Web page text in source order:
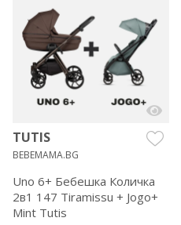
TUTIS
BEBEMAMA.BG
Uno 6+ Бебешка Количка
2в1 147 Tiramissu + Jogo+
Mint Tutis